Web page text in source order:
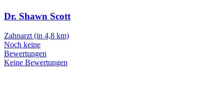
Dr. Shawn Scott
Zahnarzt (in 4,8 km)
Noch keine
Bewertungen
Keine Bewertungen